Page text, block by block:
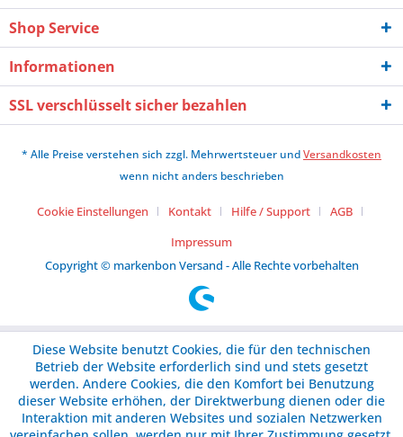
Shop Service
Informationen
SSL verschlüsselt sicher bezahlen
* Alle Preise verstehen sich zzgl. Mehrwertsteuer undVersandkosten
wenn nicht anders beschrieben
Cookie Einstellungen Kontakt Hilfe / Support
AGB
Impressum
Copyright © markenbon Versand - Alle Rechte vorbehalten
Diese Website benutzt Cookies, die für den technischen
Betrieb der Website erforderlich sind und stets gesetzt
werden. Andere Cookies, die den Komfort bei Benutzung
dieser Website erhöhen, der Direktwerbung dienen oder die
Interaktion mit anderen Websites und sozialen Netzwerken